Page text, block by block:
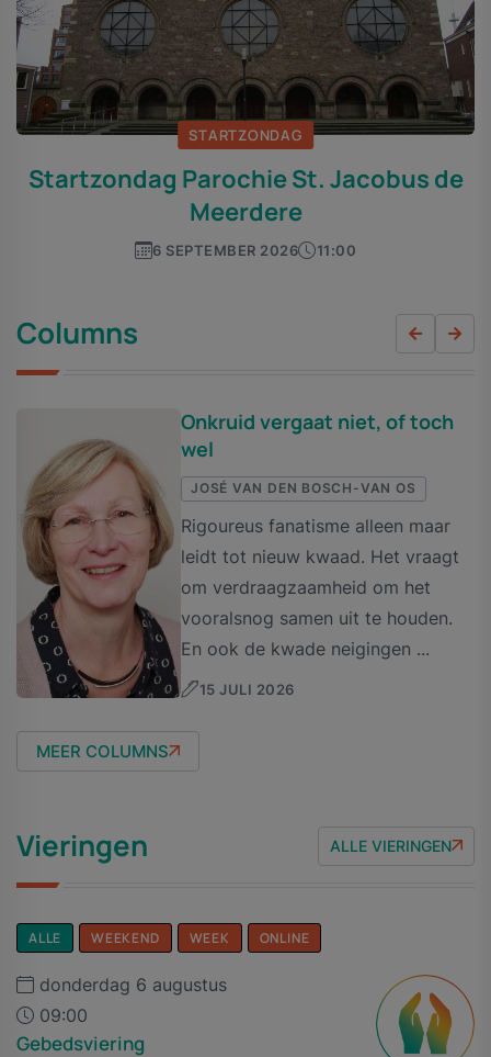
STARTZONDAG
Startzondag Parochie St. Jacobus de
Meerdere
6 SEPTEMBER 2026 11:00
Columns
Onkruid vergaat niet, of toch
wel
JOSÉ VAN DEN BOSCH-VAN OS
Rigoureus fanatisme alleen maar
leidt tot nieuw kwaad. Het vraagt
om verdraagzaamheid om het
vooralsnog samen uit te houden.
En ook de kwade neigingen ...
15 JULI 2026
MEER COLUMNS
Vieringen ALLE VIERINGEN
ALLE WEEKEND WEEK ONLINE
donderdag 6 augustus
09:00
Gebedsviering